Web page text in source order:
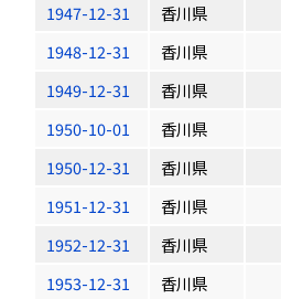
1947-12-31
香川県
1948-12-31
香川県
1949-12-31
香川県
1950-10-01
香川県
1950-12-31
香川県
1951-12-31
香川県
1952-12-31
香川県
1953-12-31
香川県